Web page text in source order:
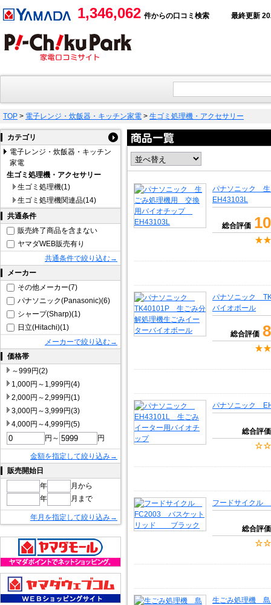
1,346,062 件からの口コミ検索 最終更新
TOP > 電子レンジ・炊飯器・キッチン家電 > 生ゴミ処理機・アクセサリー
カテゴリ
電子レンジ・炊飯器・キッチン
家電
生ゴミ処理機・アクセサリー
生ゴミ処理機(1)
生ゴミ処理機関連品(14)
共通条件
販売終了商品を含まない
ヤマダWEB販売有り
共通条件で絞り込む→
メーカー
その他メーカー(7)
パナソニック(Panasonic)(6)
シャープ(Sharp)(1)
日立(Hitachi)(1)
メーカーで絞り込む→
価格帯
～999円(2)
1,000円～1,999円(4)
2,000円～2,999円(1)
3,000円～3,999円(3)
4,000円～4,999円(5)
円～
円
金額を指定して絞り込み→
販売開始日
年
月から
年
月まで
年月を指定して絞り込み→
パナソニック
EH43103L
総合評価
パナソニック
バイオボール
総合評価
パナソニック
総合評価
フードサイク
総合評価
生ごみ処理機